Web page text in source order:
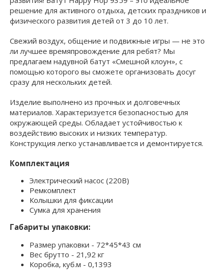
решение для активного отдыха, детских праздников и
физического развития детей от 3 до 10 лет.
Свежий воздух, общение и подвижные игры — не это
ли лучшее времяпровождение для ребят? Мы
предлагаем надувной батут «Смешной клоун», с
помощью которого вы сможете организовать досуг
сразу для нескольких детей.
Изделие выполнено из прочных и долговечных
материалов. Характеризуется безопасностью для
окружающей среды. Обладает устойчивостью к
воздействию высоких и низких температур.
Конструкция легко устанавливается и демонтируется.
Комплектация
Электрический насос (220В)
Ремкомплект
Колышки для фиксации
Сумка для хранения
Габариты упаковки:
Размер упаковки - 72*45*43 см
Вес брутто - 21,92 кг
Коробка, куб.м - 0,1393